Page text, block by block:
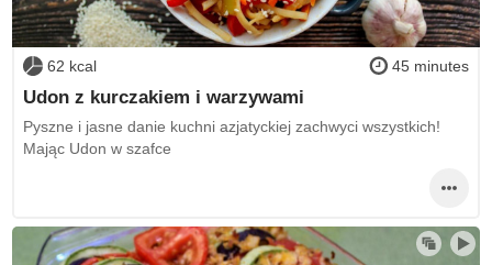
62 kcal 45 minutes
Udon z kurczakiem i warzywami
Pyszne i jasne danie kuchni azjatyckiej zachwyci wszystkich!
Mając Udon w szafce